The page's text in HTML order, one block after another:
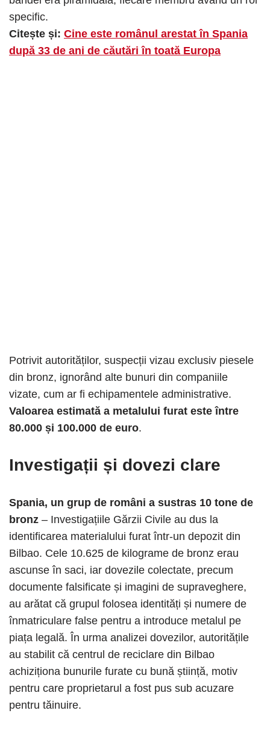
specific.
Citește și: Cine este românul arestat în Spania
după 33 de ani de căutări în toată Europa
Potrivit autorităților, suspecții vizau exclusiv piesele
din bronz, ignorând alte bunuri din companiile
vizate, cum ar fi echipamentele administrative.
Valoarea estimată a metalului furat este între
80.000 și 100.000 de euro.
Investigații și dovezi clare
Spania, un grup de români a sustras 10 tone de
bronz – Investigațiile Gărzii Civile au dus la
identificarea materialului furat într-un depozit din
Bilbao. Cele 10.625 de kilograme de bronz erau
ascunse în saci, iar dovezile colectate, precum
documente falsificate și imagini de supraveghere,
au arătat că grupul folosea identități și numere de
înmatriculare false pentru a introduce metalul pe
piața legală. În urma analizei dovezilor, autoritățile
au stabilit că centrul de reciclare din Bilbao
achiziționa bunurile furate cu bună știință, motiv
pentru care proprietarul a fost pus sub acuzare
pentru tăinuire.